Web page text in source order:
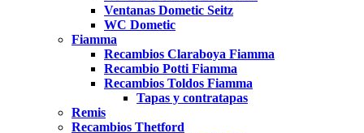
Ventanas Dometic Seitz
WC Dometic
Fiamma
Recambios Claraboya Fiamma
Recambio Potti Fiamma
Recambios Toldos Fiamma
Tapas y contratapas
Remis
Recambios Thetford